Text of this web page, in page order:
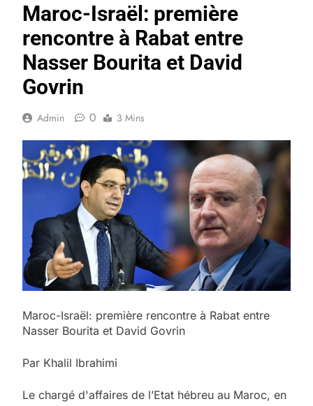
Maroc-Israël: première
rencontre à Rabat entre
Nasser Bourita et David
Govrin
Admin 0 3 Mins
Maroc-Israël: première rencontre à Rabat entre
Nasser Bourita et David Govrin
Par Khalil Ibrahimi
Le chargé d'affaires de l’Etat hébreu au Maroc, en